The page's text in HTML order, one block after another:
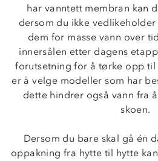
har vanntett membran kan
dersom du ikke
dem for masse vann over
innersålen etter dagens
forutsetning for å tørke opp til
er å velge modeller som har
dette hindrer også vann fra
skoen.
Dersom du bare skal gå én
oppakning fra hytte til hytte